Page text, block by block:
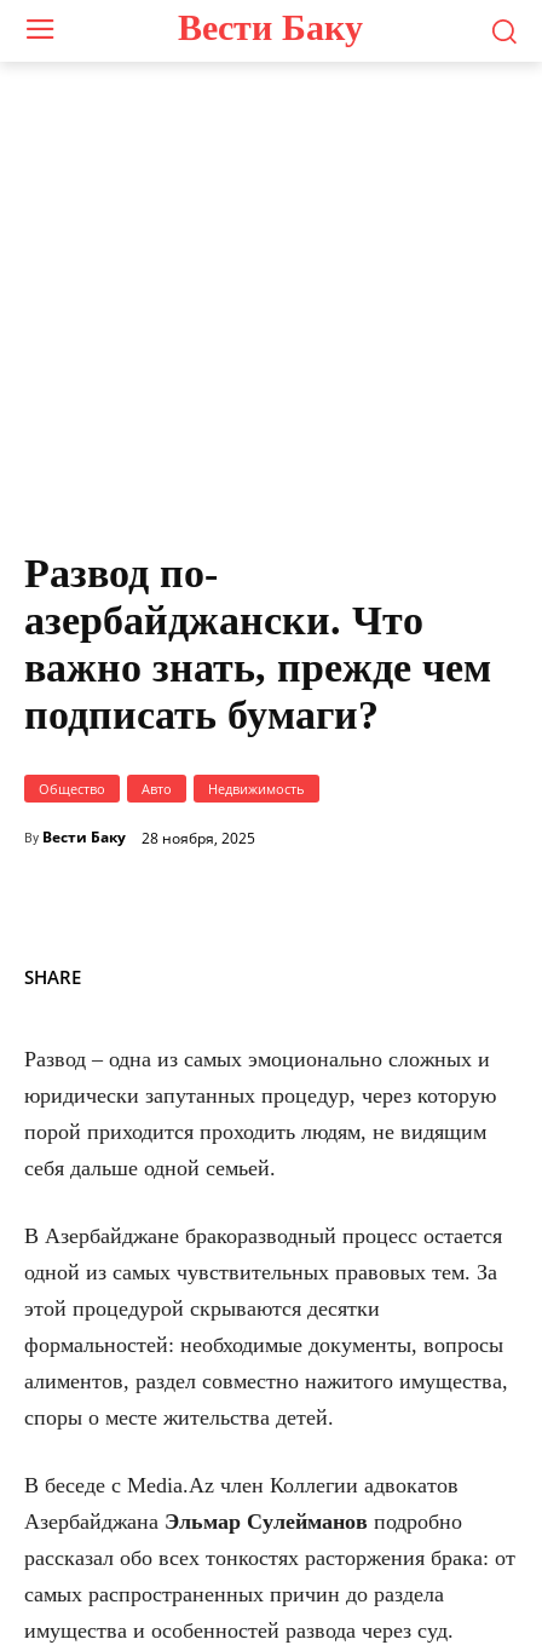
Вести Баку
Развод по-
азербайджански. Что
важно знать, прежде чем
подписать бумаги?
Общество Авто Недвижимость
By Вести Баку 28 ноября, 2025
SHARE
Развод – одна из самых эмоционально сложных и
юридически запутанных процедур, через которую
порой приходится проходить людям, не видящим
себя дальше одной семьей.
В Азербайджане бракоразводный процесс остается
одной из самых чувствительных правовых тем. За
этой процедурой скрываются десятки
формальностей: необходимые документы, вопросы
алиментов, раздел совместно нажитого имущества,
споры о месте жительства детей.
В беседе с Media.Az член Коллегии адвокатов
Азербайджана Эльмар Сулейманов подробно
рассказал обо всех тонкостях расторжения брака: от
самых распространенных причин до раздела
имущества и особенностей развода через суд.